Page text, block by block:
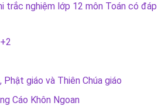
trắc nghiệm lớp 12 môn Toán có đáp
giáo và Thiên Chúa giáo
Cáo Khôn Ngoan